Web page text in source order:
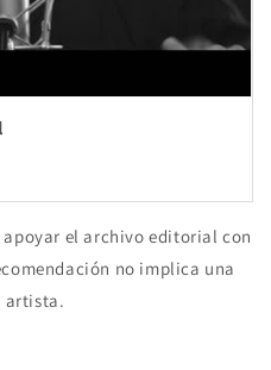
apoyar el archivo editorial con
no implica una
artista.